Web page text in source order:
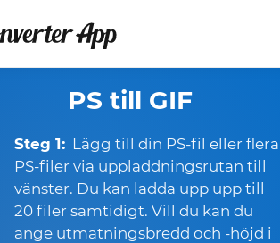
PS till GIF
Steg 1: Lägg till din PS-fil eller flera
PS-filer via uppladdningsrutan till
vänster. Du kan ladda upp upp till
20 filer samtidigt. Vill du kan du
ange utmatningsbredd och -höjd i